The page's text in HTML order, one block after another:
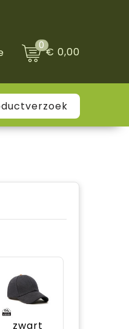
0€ 0,00
zwart